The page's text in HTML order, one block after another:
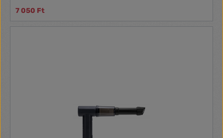
eszközök összekötésére PARAMÉTEREK Külső átmérő O10
mm Belső átmérő:O6 mm Teljes hossz 10 m Max. nyomás 15
7 050 Ft